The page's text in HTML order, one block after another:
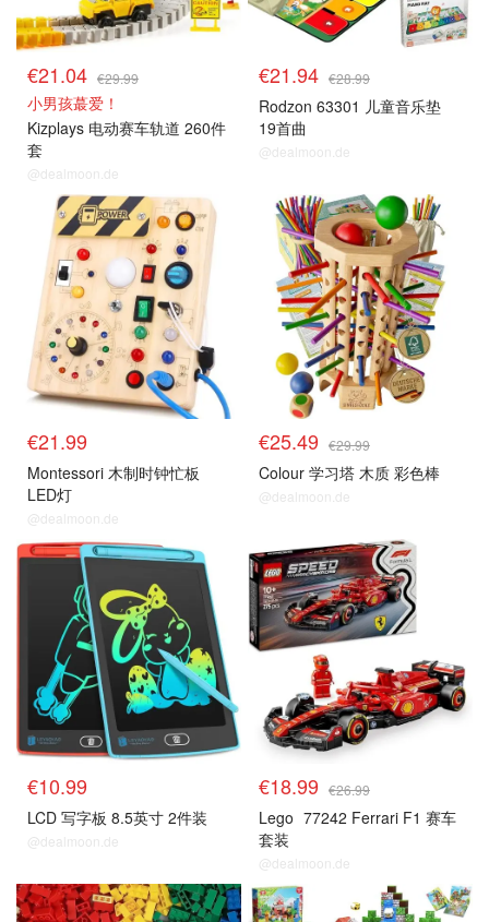
€21.04 €29.99
小男孩蕞爱！
Kizplays 电动赛车轨道 260件
套
@dealmoon.de
€21.94 €28.99
Rodzon 63301 儿童音乐垫
19首曲
@dealmoon.de
€21.99
Montessori 木制时钟忙板
LED灯
@dealmoon.de
€25.49 €29.99
Colour 学习塔 木质 彩色棒
@dealmoon.de
€10.99
LCD 写字板 8.5英寸 2件装
@dealmoon.de
€18.99 €26.99
Lego 77242 Ferrari F1 赛车
套装
@dealmoon.de